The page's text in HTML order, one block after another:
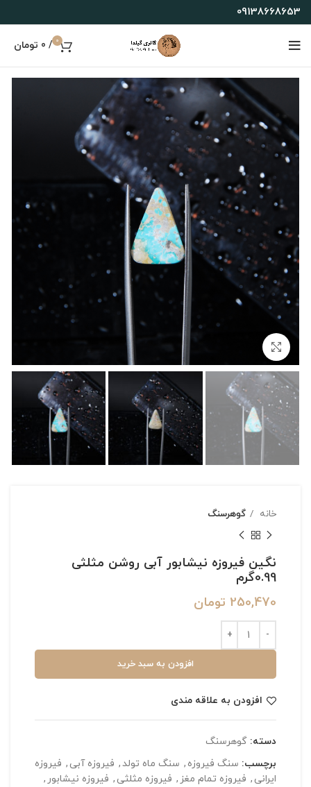
09138668653
0
/
0 تومان
خانه گوهرسنگ
نگین فیروزه نیشابور آبی روشن مثلثی
0.99گرم
250,470 تومان
افزودن به سبد خرید
افزودن به علاقه مندی
دسته: گوهرسنگ
برچسب: سنگ فیروزه , سنگ ماه تولد, فیروزه آبی , فیروزه
ایرانی , فیروزه تمام مغز , فیروزه مثلثی , فیروزه نیشابور ,